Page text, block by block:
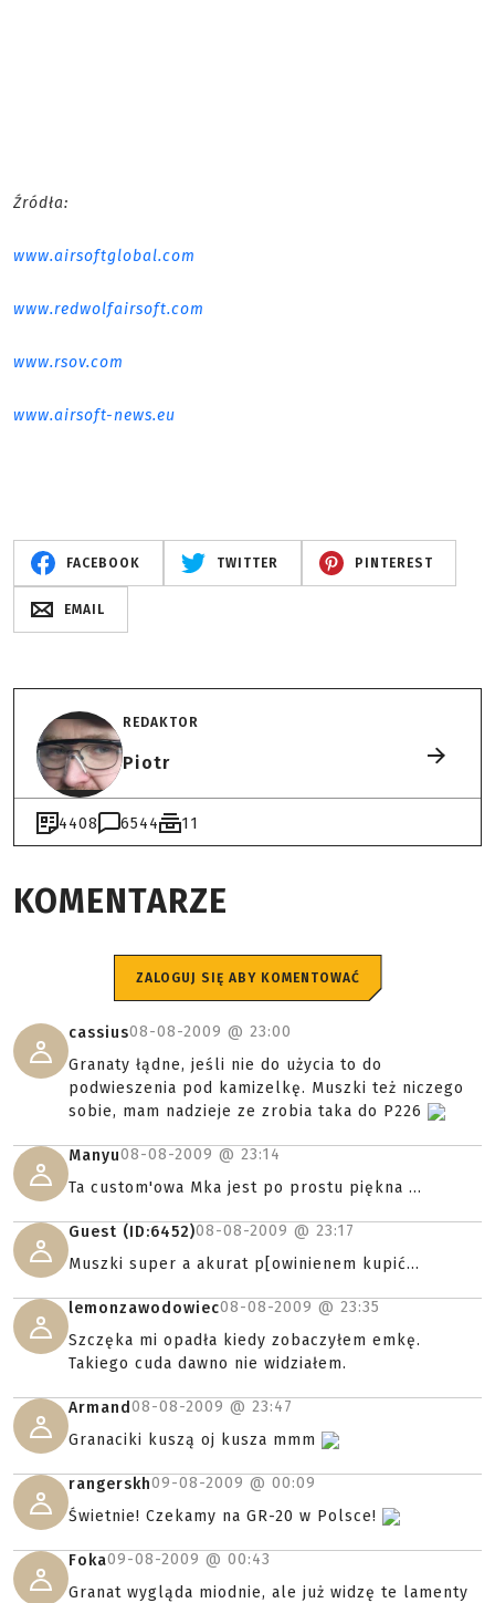
Źródła:
www.airsoftglobal.com
www.redwolfairsoft.com
www.rsov.com
www.airsoft-news.eu
FACEBOOK TWITTER PINTEREST
EMAIL
REDAKTOR
Piotr
4408 6544 11
KOMENTARZE
ZALOGUJ SIĘ ABY KOMENTOWAĆ
cassius08-08-2009 @ 23:00
Granaty łądne, jeśli nie do użycia to do
podwieszenia pod kamizelkę. Muszki też niczego
sobie, mam nadzieje ze zrobia taka do P226
Manyu08-08-2009 @ 23:14
Ta custom'owa Mka jest po prostu piękna ...
Guest (ID:6452)08-08-2009 @ 23:17
Muszki super a akurat p[owinienem kupić...
lemonzawodowiec08-08-2009 @ 23:35
Szczęka mi opadła kiedy zobaczyłem emkę.
Takiego cuda dawno nie widziałem.
Armand08-08-2009 @ 23:47
Granaciki kuszą oj kusza mmm
rangerskh09-08-2009 @ 00:09
Świetnie! Czekamy na GR-20 w Polsce!
Foka09-08-2009 @ 00:43
Granat wygląda miodnie, ale już widzę te lamenty